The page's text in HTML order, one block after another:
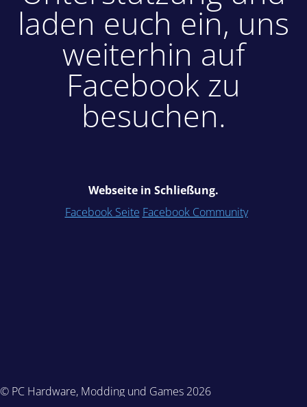
laden euch ein, uns
weiterhin auf
Facebook zu
besuchen.
Webseite in Schließung.
Facebook Seite Facebook Community
© PC Hardware, Modding und Games 2026